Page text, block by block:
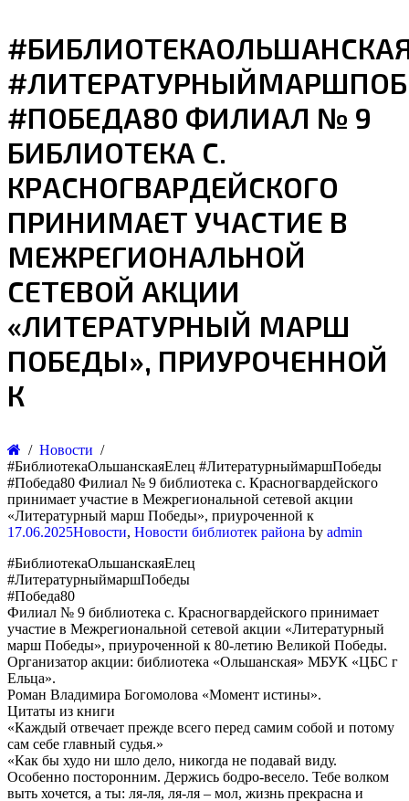
#ПОБЕДА80 ФИЛИАЛ № 9
БИБЛИОТЕКА С.
КРАСНОГВАРДЕЙСКОГО
ПРИНИМАЕТ УЧАСТИЕ В
МЕЖРЕГИОНАЛЬНОЙ
СЕТЕВОЙ АКЦИИ
«ЛИТЕРАТУРНЫЙ МАРШ
ПОБЕДЫ», ПРИУРОЧЕННОЙ
К
Новости
#БиблиотекаОльшанскаяЕлец #ЛитературныймаршПобеды
#Победа80 Филиал № 9 библиотека с. Красногвардейского
принимает участие в Межрегиональной сетевой акции
«Литературный марш Победы», приуроченной к
17.06.2025Новости, Новости библиотек района by admin
#БиблиотекаОльшанскаяЕлец
#ЛитературныймаршПобеды
#Победа80
Филиал № 9 библиотека с. Красногвардейского принимает
участие в Межрегиональной сетевой акции «Литературный
марш Победы», приуроченной к 80-летию Великой Победы.
Организатор акции: библиотека «Ольшанская» МБУК «ЦБС г
Ельца».
Роман Владимира Богомолова «Момент истины».
Цитаты из книги
«Каждый отвечает прежде всего перед самим собой и потому
сам себе главный судья.»
«Как бы худо ни шло дело, никогда не подавай виду.
Особенно посторонним. Держись бодро-весело. Тебе волком
выть хочется, а ты: ля-ля, ля-ля – мол, жизнь прекрасна и